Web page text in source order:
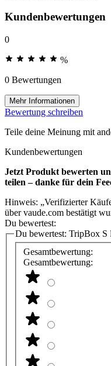
Kundenbewertungen
0
%
0 Bewertungen
Mehr Informationen
Bewertung schreiben
Teile deine Meinung mit
Kundenbewertungen
Jetzt Produkt bewerten
teilen – danke für dein
Hinweis: „Verifizierter
über vaude.com bestätigt
Du bewertest:
Du bewertest: TripBox S
Gesamtbewertung:
Gesamtbewertung: